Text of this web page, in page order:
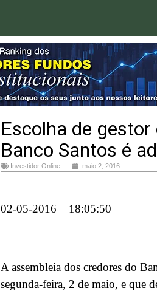
Escolha de
Banco Santos é
Investidor Online maio 2, 2016
02-05-2016 – 18:05:50
A assembleia dos credores do
segunda-feira, 2 de maio, e que